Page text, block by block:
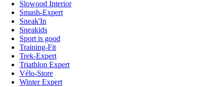
Slowood Interior
Smash-Expert
Sneak'In
Sneakids
Sport is good
Training-Fit
Trek-Expert
Triathlon Expert
Vélo-Store
Winter Expert